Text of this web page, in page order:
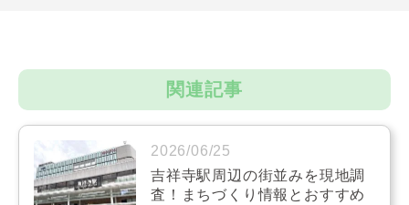
関連記事
2026/06/25
吉祥寺駅周辺の街並みを現地調
査！まちづくり情報とおすすめ